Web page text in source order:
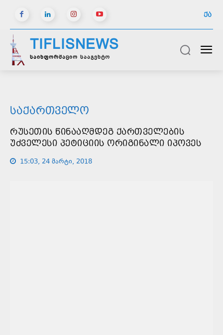
ᲥᲐ
TIFLISNEWS
საინფორმაციო სააგენტო
ᲡᲐᲥᲐᲠᲗᲕᲔᲚᲝ
ᲠᲣᲡᲔᲗᲘᲡ ᲬᲘᲜᲐᲐᲦᲛᲓᲔᲒ ᲥᲐᲠᲗᲕᲔᲚᲔᲑᲘᲡ
ᲣᲫᲕᲔᲚᲔᲡᲘ ᲞᲔᲢᲘᲪᲘᲘᲡ ᲝᲠᲘᲒᲘᲜᲐᲚᲘ ᲘᲞᲝᲕᲔᲡ
15:03, 24 მარტი, 2018